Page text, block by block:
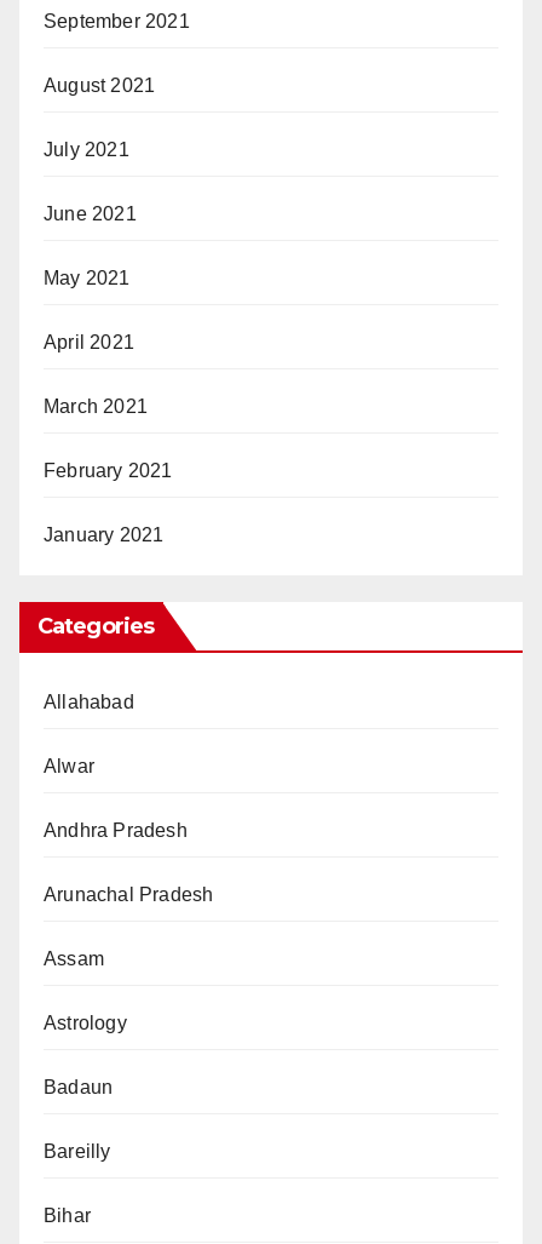
September 2021
August 2021
July 2021
June 2021
May 2021
April 2021
March 2021
February 2021
January 2021
Categories
Allahabad
Alwar
Andhra Pradesh
Arunachal Pradesh
Assam
Astrology
Badaun
Bareilly
Bihar